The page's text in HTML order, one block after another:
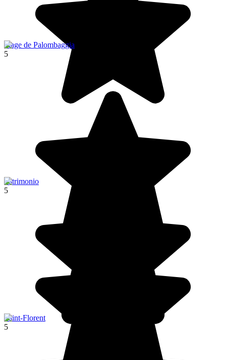
Plage de Palombaggia
5
Patrimonio
5
Saint-Florent
5